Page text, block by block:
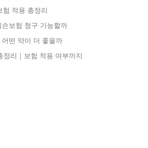
험 적용 총정리
보험 청구 가능할까
떤 약이 더 좋을까
정리｜보험 적용 여부까지